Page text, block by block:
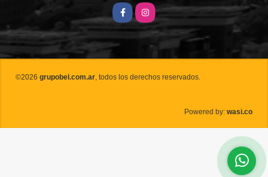
FacebookInstagram
©2026 grupobel.com.ar , todos los derechos reservados.
Powered by: wasi.co